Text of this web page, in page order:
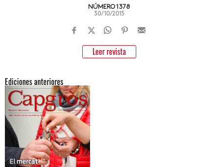
NÚMERO 1378
30/10/2015
Leer revista
Ediciones anteriores